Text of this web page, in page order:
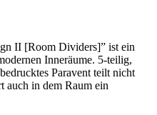
II [Room Dividers]” ist ein
Inneräume. 5-teilig,
Paravent teilt nicht
auch in dem Raum ein